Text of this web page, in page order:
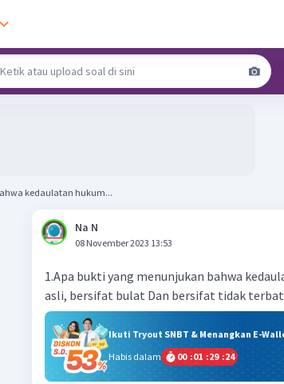
kedaulatan hukum...
Na N
08 November 2023 13:53
1.Apa bukti yang menunjukan bahwa
asli, bersifat bulat Dan bersifat tidak
Ikuti Tryout SNBT & Menangkan E-
Habis dalam
00 :01 :29 :24